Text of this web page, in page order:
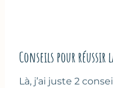
Conseils pour réussir
Là, j’ai juste 2